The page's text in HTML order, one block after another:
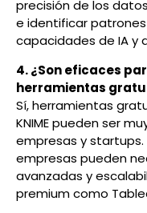
precisión de los
e identificar
capacidades de IA y
4. ¿Son eficaces
herramientas
Sí, herramientas
KNIME pueden ser
empresas y startups.
empresas pueden
avanzadas y
premium como
Dutch
Swedish
Finnish